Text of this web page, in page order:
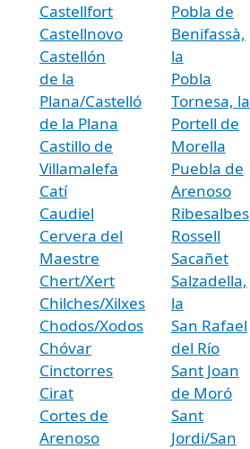
Castellfort
Castellnovo
Castellón
de la
Plana/Castelló
de la Plana
Castillo de
Villamalefa
Catí
Caudiel
Cervera del
Maestre
Chert/Xert
Chilches/Xilxes
Chodos/Xodos
Chóvar
Cinctorres
Cirat
Cortes de
Arenoso
Pobla de
Benifassà,
la
Pobla
Tornesa, la
Portell de
Morella
Puebla de
Arenoso
Ribesalbes
Rossell
Sacañet
Salzadella,
la
San Rafael
del Río
Sant Joan
de Moró
Sant
Jordi/San